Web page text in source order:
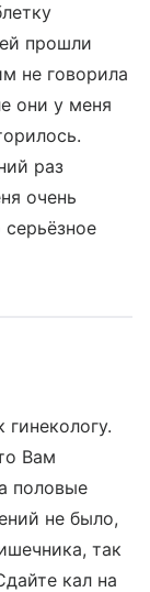
прошли
не говорила
они у меня
раз
очень
Вам
половые
не было,
так
кал на